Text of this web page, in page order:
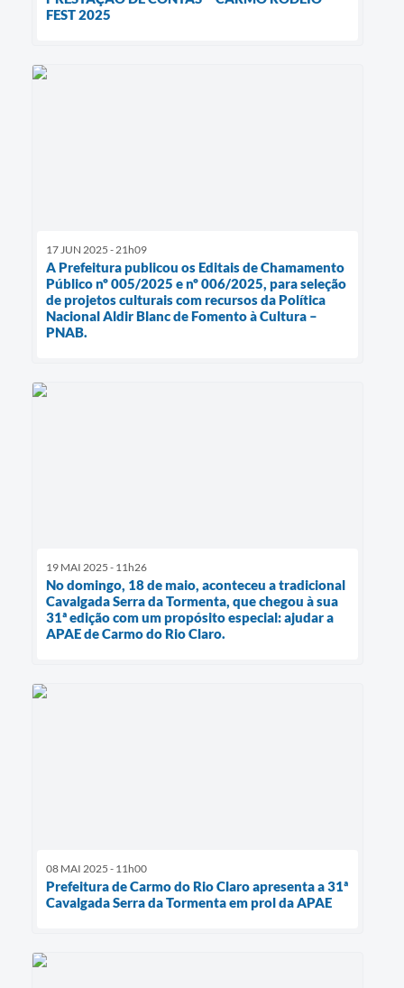
FEST 2025
17 JUN 2025 - 21h09
A Prefeitura publicou os Editais de Chamamento
Público nº 005/2025 e nº 006/2025, para seleção
de projetos culturais com recursos da Política
Nacional Aldir Blanc de Fomento à Cultura –
PNAB.
19 MAI 2025 - 11h26
No domingo, 18 de maio, aconteceu a tradicional
Cavalgada Serra da Tormenta, que chegou à sua
31ª edição com um propósito especial: ajudar a
APAE de Carmo do Rio Claro.
08 MAI 2025 - 11h00
Prefeitura de Carmo do Rio Claro apresenta a 31ª
Cavalgada Serra da Tormenta em prol da APAE